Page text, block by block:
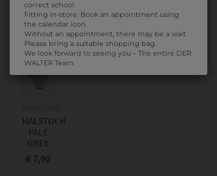
ZULETZT ANGESEHEN
HALSTUCH
PALE
GREY
€ 7,90
correct school.
Fitting in-store: Book an appointment using
the calendar icon.
Without an appointment, there may be a wait.
Please bring a suitable shopping bag.
We look forward to seeing you – The entire DER
WALTER Team